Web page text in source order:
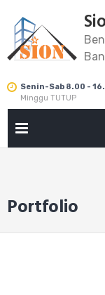
content
Senin-Sab 8.00 -
Minggu TUTUP
Portfolio